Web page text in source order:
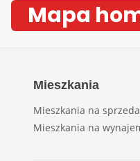
Mapa
Mieszkania
Mieszkania na
Mieszkania na